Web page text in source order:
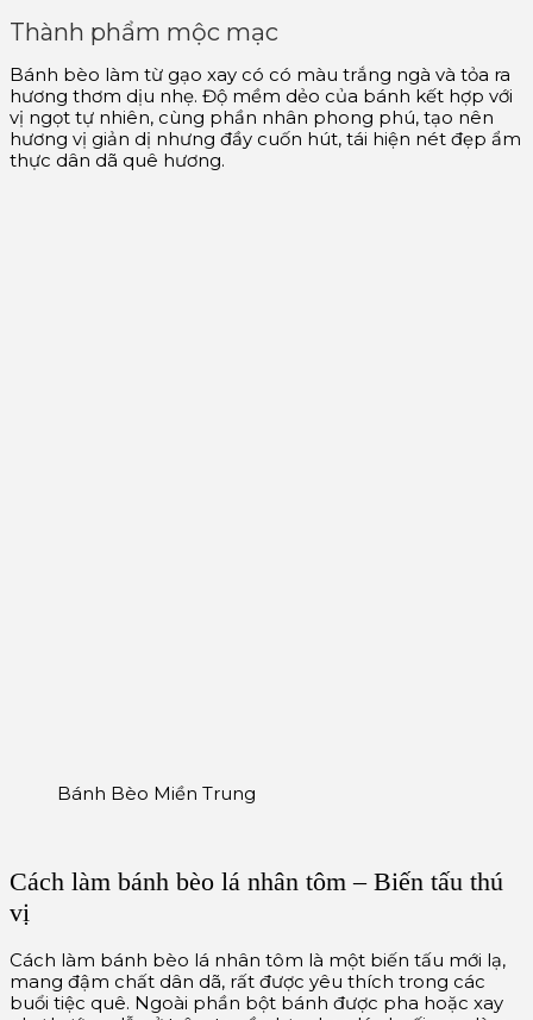
Thành phẩm mộc mạc
Bánh bèo làm từ gạo xay có có màu trắng ngà và tỏa ra
hương thơm dịu nhẹ. Độ mềm dẻo của bánh kết hợp với
vị ngọt tự nhiên, cùng phần nhân phong phú, tạo nên
hương vị giản dị nhưng đầy cuốn hút, tái hiện nét đẹp ẩm
thực dân dã quê hương.
Bánh Bèo Miền Trung
Cách làm bánh bèo lá nhân tôm – Biến tấu thú
vị
Cách làm bánh bèo lá nhân tôm là một biến tấu mới lạ,
mang đậm chất dân dã, rất được yêu thích trong các
buổi tiệc quê. Ngoài phần bột bánh được pha hoặc xay